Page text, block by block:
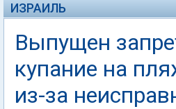
ИЗРАИЛЬ
Выпущен
купание на
из-за